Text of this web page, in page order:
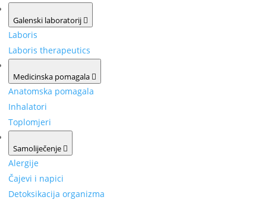
Galenski laboratorij
Laboris
Laboris therapeutics
Medicinska pomagala
Anatomska pomagala
Inhalatori
Toplomjeri
Samoliječenje
Alergije
Čajevi i napici
Detoksikacija organizma